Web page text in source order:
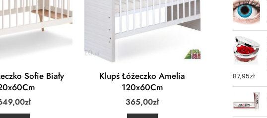
Sofie Biały
zł
Klupś Łóżeczko Amelia
120x60Cm
365,00zł
87,95zł